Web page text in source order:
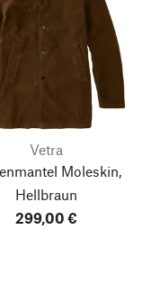
Vetra
Moleskin,
Hellbraun
299,00 €